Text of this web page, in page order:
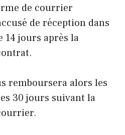
de courrier
de réception dans
14 jours après la
remboursera alors les
30 jours suivant la